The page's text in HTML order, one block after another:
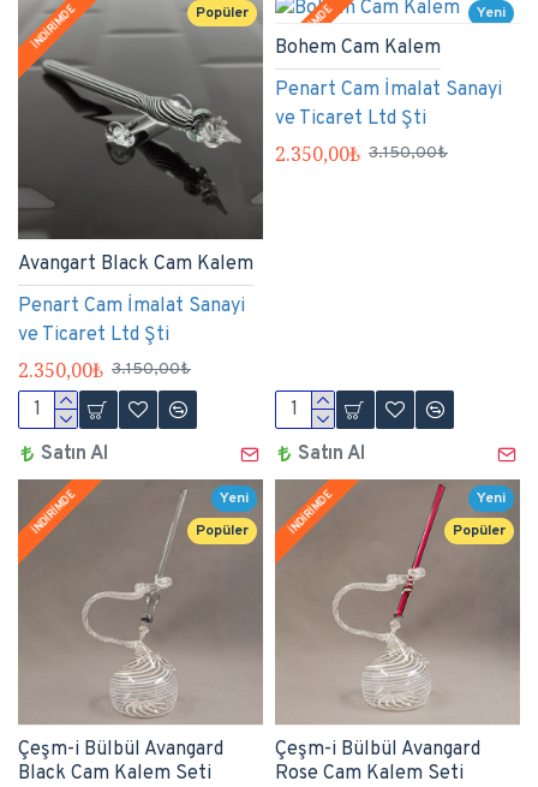
Popüler
İNDİRİMDE
Penart Cam İmalat Sanayi
ve Ticaret Ltd Şti
Avangart Black Cam Kalem
2.350,00₺ 3.150,00₺
Satın Al
Yeni
İNDİRİMDE
Penart Cam İmalat Sanayi
ve Ticaret Ltd Şti
Bohem Cam Kalem
2.350,00₺ 3.150,00₺
Satın Al
Yeni
Popüler
İNDİRİMDE
Çeşm-i Bülbül Avangard
Black Cam Kalem Seti
Yeni
Popüler
İNDİRİMDE
Çeşm-i Bülbül Avangard
Rose Cam Kalem Seti